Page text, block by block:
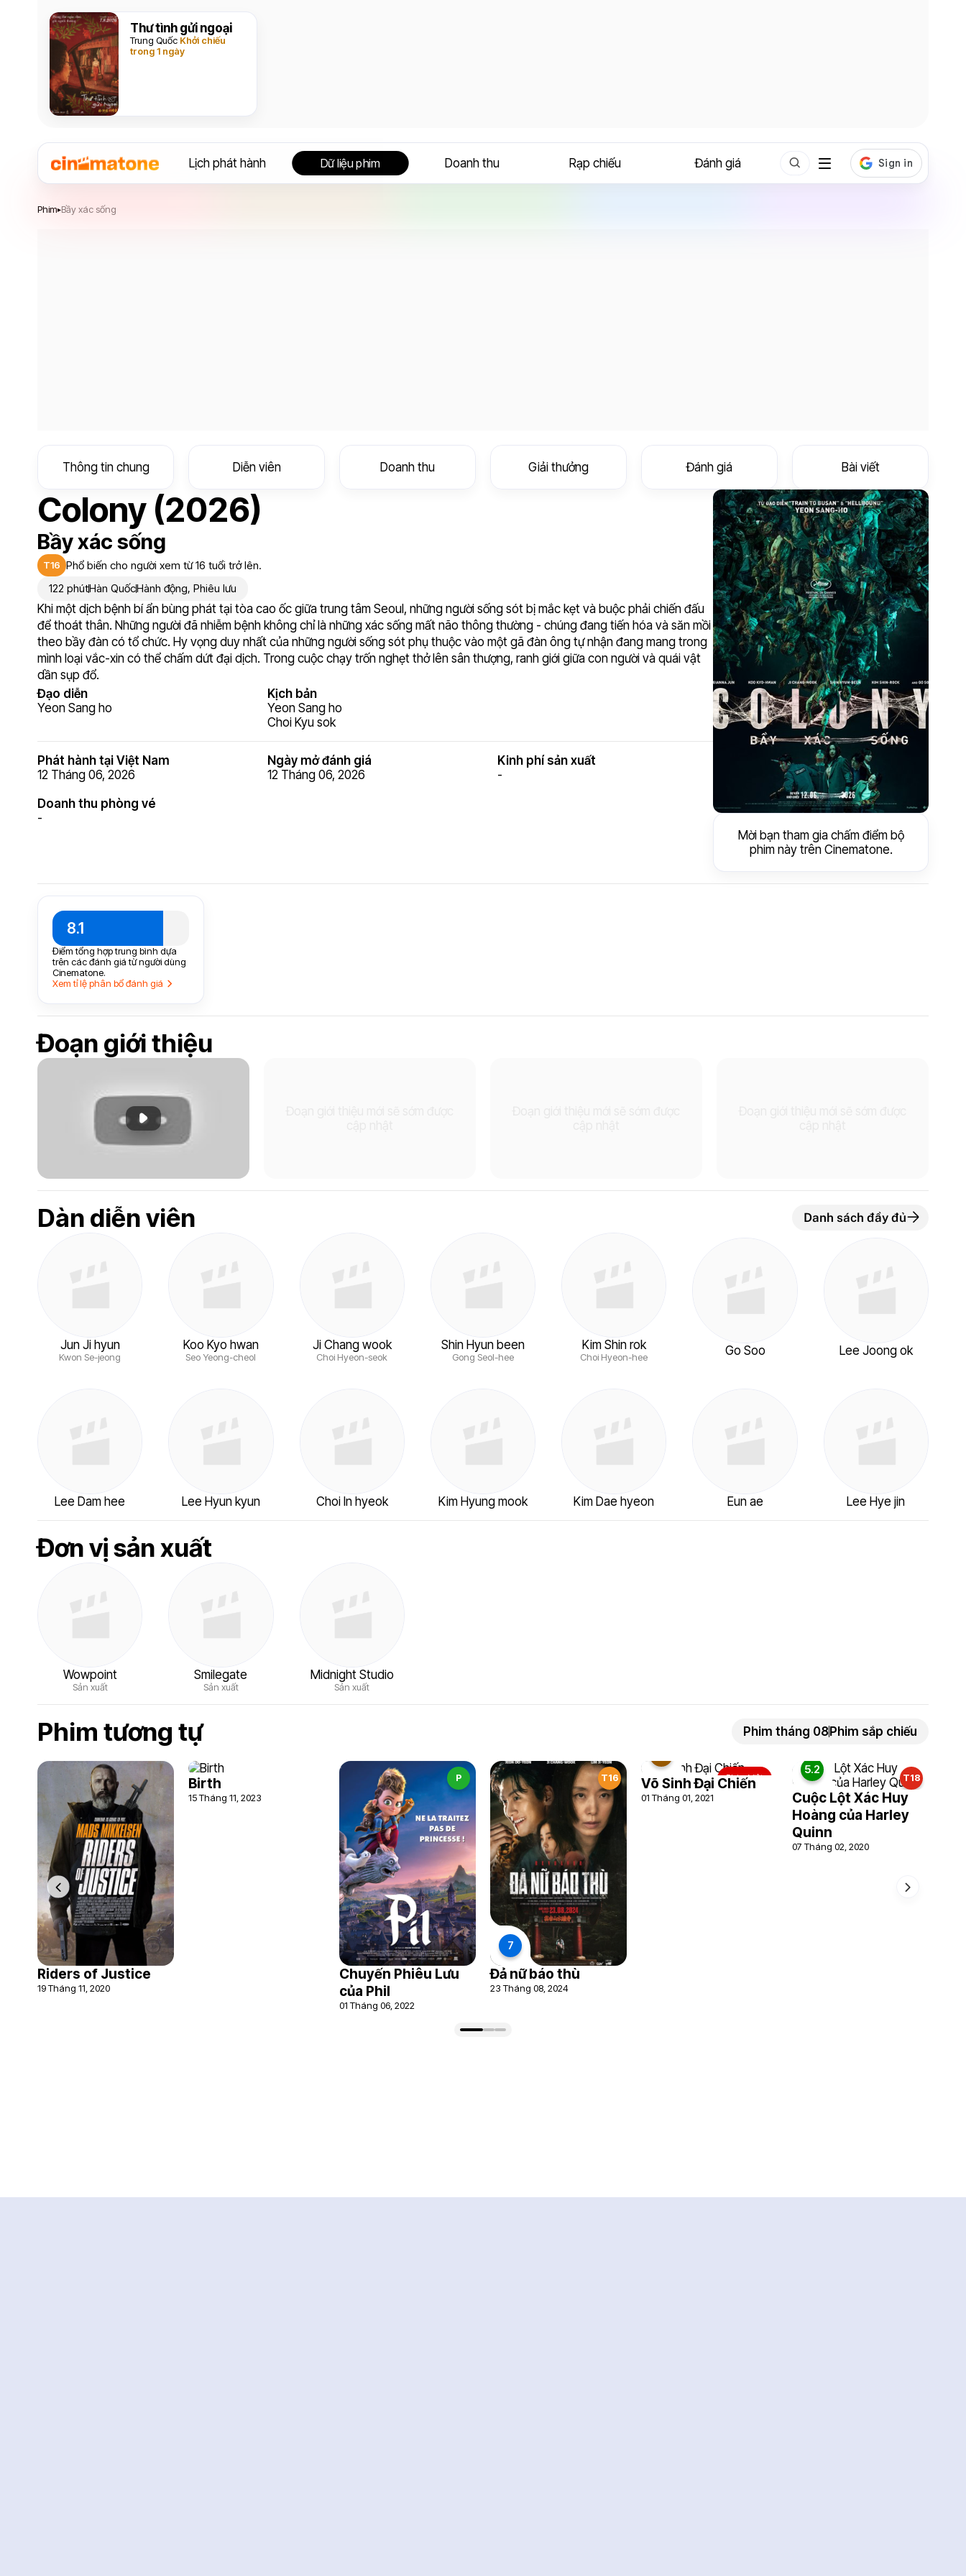
Thư tình gửi ngoại
Trung Quốc Khởi chiếu
trong 1 ngày
Lịch phát hành Dữ liệu phim Doanh thu Rạp chiếu Đánh giá
Phim▸Bầy xác sống
Thông tin chung Diễn viên Doanh thu Giải thưởng Đánh giá Bài viết
Colony (2026)
Bầy xác sống
T16 Phổ biến cho người xem từ 16 tuổi trở lên.
122 phútHàn QuốcHành động, Phiêu lưu
Khi một dịch bệnh bí ẩn bùng phát tại tòa cao ốc giữa trung tâm Seoul, những người sống sót bị mắc kẹt và buộc phải chiến đấu
để thoát thân. Những người đã nhiễm bệnh không chỉ là những xác sống mất não thông thường - chúng đang tiến hóa và săn mồi
theo bầy đàn có tổ chức. Hy vọng duy nhất của những người sống sót phụ thuộc vào một gã đàn ông tự nhận đang mang trong
mình loại vắc-xin có thể chấm dứt đại dịch. Trong cuộc chạy trốn nghẹt thở lên sân thượng, ranh giới giữa con người và quái vật
dần sụp đổ.
Đạo diễn
Yeon Sang ho
Kịch bản
Yeon Sang ho
Choi Kyu sok
Phát hành tại Việt Nam
12 Tháng 06, 2026
Ngày mở đánh giá
12 Tháng 06, 2026
Kinh phí sản xuất
-
Doanh thu phòng vé
-
Mời bạn tham gia chấm điểm bộ
phim này trên Cinematone.
8.1
Điểm tổng hợp trung bình dựa
trên các đánh giá từ người dùng
Cinematone.
Xem tỉ lệ phân bổ đánh giá
Đoạn giới thiệu
Phát đoạn giới thiệu
Dàn diễn viên Danh sách đầy đủ
Jun Ji hyun
Kwon Se-jeong
Koo Kyo hwan
Seo Yeong-cheol
Ji Chang wook
Choi Hyeon-seok
Shin Hyun been
Gong Seol-hee
Kim Shin rok
Choi Hyeon-hee Go Soo Lee Joong ok
Lee Dam hee Lee Hyun kyun Choi In hyeok Kim Hyung mook Kim Dae hyeon Eun ae Lee Hye jin
Đơn vị sản xuất
Wowpoint
Sản xuất
Smilegate
Sản xuất
Midnight Studio
Sản xuất
Phim tương tự Phim tháng 08Phim sắp chiếu
Riders of Justice
19 Tháng 11, 2020
Birth
15 Tháng 11, 2023
P
Chuyến Phiêu Lưu
của Phil
01 Tháng 06, 2022
T16
7
Đả nữ báo thù
23 Tháng 08, 2024
Phim Việt
Võ Sinh Đại Chiến
01 Tháng 01, 2021
T18
5.2
Cuộc Lột Xác Huy
Hoàng của Harley
Quinn
07 Tháng 02, 2020